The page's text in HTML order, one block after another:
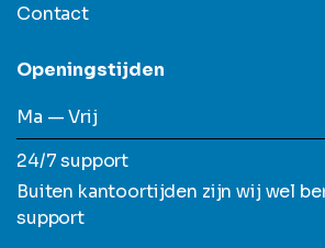
Contact
Openingstijden
Ma — Vrij
24/7 support
Buiten kantoortijden zijn wij wel
support